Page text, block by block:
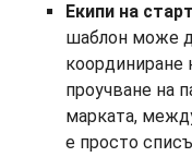
Екипи на
шаблон може
координиране
проучване на
марката,
е просто